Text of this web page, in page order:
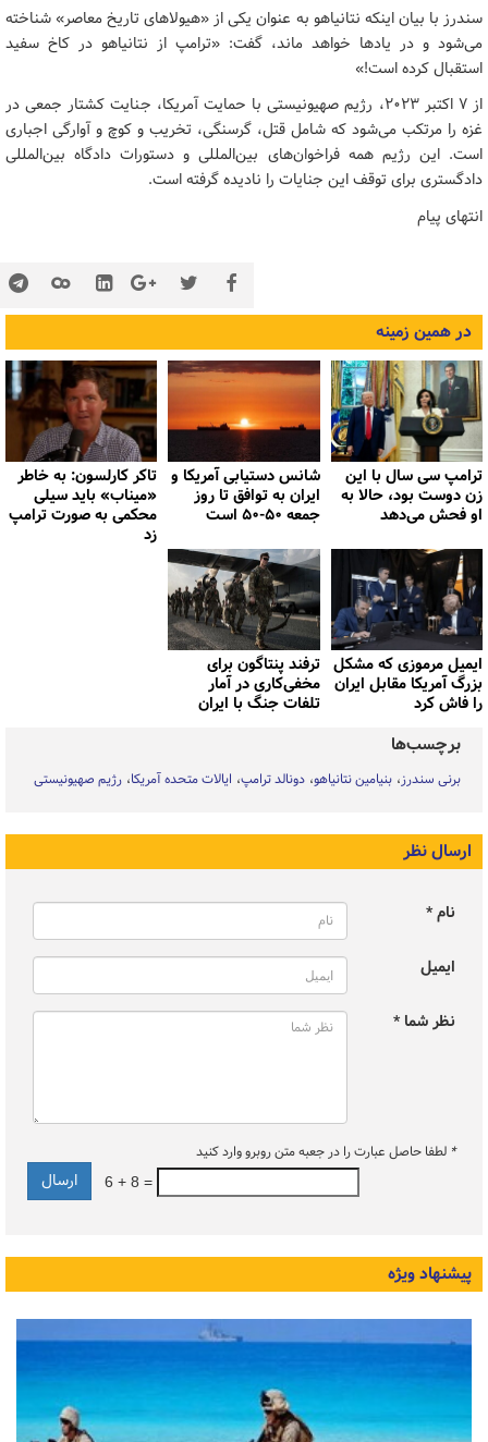
سندرز با بیان اینکه نتانیاهو به عنوان یکی از «هیولاهای تاریخ معاصر» شناخته
می‌شود و در یادها خواهد ماند، گفت: «ترامپ از نتانیاهو در کاخ سفید
استقبال کرده است!»
از ۷ اکتبر ۲۰۲۳، رژیم صهیونیستی با حمایت آمریکا، جنایت کشتار جمعی در
غزه را مرتکب می‌شود که شامل قتل، گرسنگی، تخریب و کوچ و آوارگی اجباری
است. این رژیم همه فراخوان‌های بین‌المللی و دستورات دادگاه بین‌المللی
دادگستری برای توقف این جنایات را نادیده گرفته است.
انتهای پیام
در همین زمینه
ترامپ سی سال با این
زن دوست بود، حالا به
او فحش می‌دهد
شانس دستیابی آمریکا و
ایران به توافق تا روز
جمعه ۵۰-۵۰ است
تاکر کارلسون: به خاطر
«میناب» باید سیلی
محکمی به صورت ترامپ
زد
ایمیل مرموزی که مشکل
بزرگ آمریکا مقابل ایران
را فاش کرد
ترفند پنتاگون برای
مخفی‌کاری در آمار
تلفات جنگ با ایران
برچسب‌ها
برنی سندرز بنیامین نتانیاهو دونالد ترامپ ایالات متحده آمریکا رژیم صهیونیستی
ارسال نظر
نام *
ایمیل
نظر شما *
* لطفا حاصل عبارت را در جعبه متن روبرو وارد کنید
6 + 8 =
پیشنهاد ویژه